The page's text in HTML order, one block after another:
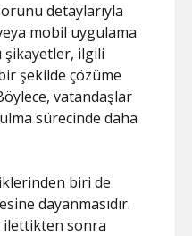
detaylarıyla
mobil uygulama
şikayetler, ilgili
şekilde çözüme
vatandaşlar
sürecinde daha
biri de
dayanmasıdır.
ilettikten sonra